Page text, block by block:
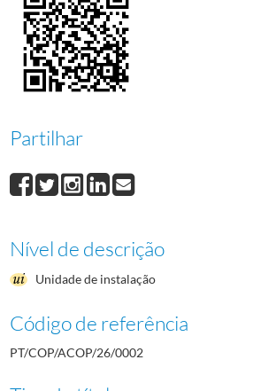
0010 Concessão do Estatuto de Utilidade Pública
0011Assembleia Geral da Associação dos Comités
(...)
0083 Recortes de imprensa
Partilhar
Nível de descrição
Unidade de instalação
Código de referência
PT/COP/ACOP/26/0002